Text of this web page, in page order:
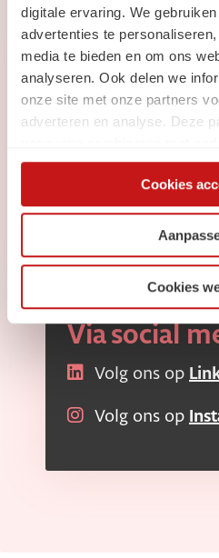
digitale ervaring. We
advertenties te
media te bieden en om ons
analyseren. Ook delen we
onze site met onze partners
adverteren en analyse. Deze
heeft verstrekt of die ze
uw gebruik van hun services.
onze website kunt u uw
Cookies
Cookies
Nieuwsbrief
Ontvang elke maand
Vacatures
Inschrijven
Via social
Volg ons op
Volg ons op